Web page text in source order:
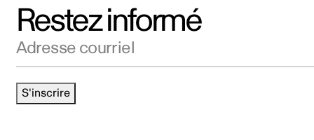
Restez informé
S'inscrire